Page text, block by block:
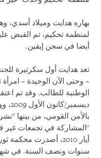
بهاره هدايت وميلاد أسدي،
أيضا في سجن إيفين.
تعد هدايت أول سكرتيرة
– وحتى الآن الوحيدة –
بالأمن القومي، من بينها
"المشاركة في تجمعات غير
أيار 2010، أصدرت
سنوات ونصف السنة. في